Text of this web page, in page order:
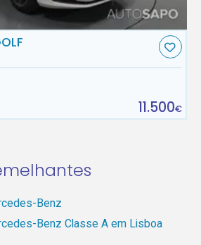
11.500€
Benz
Benz Classe A em Lisboa